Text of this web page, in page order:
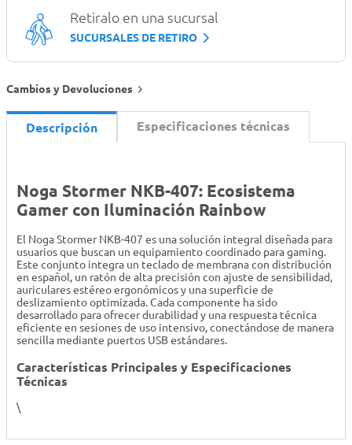
Retiralo en una sucursal
SUCURSALES DE RETIRO
Cambios y Devoluciones
Descripción Especificaciones técnicas
Noga Stormer NKB-407: Ecosistema
Gamer con Iluminación Rainbow
El Noga Stormer NKB-407 es una solución integral diseñada para
usuarios que buscan un equipamiento coordinado para gaming.
Este conjunto integra un teclado de membrana con distribución
en español, un ratón de alta precisión con ajuste de sensibilidad,
auriculares estéreo ergonómicos y una superficie de
deslizamiento optimizada. Cada componente ha sido
desarrollado para ofrecer durabilidad y una respuesta técnica
eficiente en sesiones de uso intensivo, conectándose de manera
sencilla mediante puertos USB estándares.
Características Principales y Especificaciones
Técnicas
\